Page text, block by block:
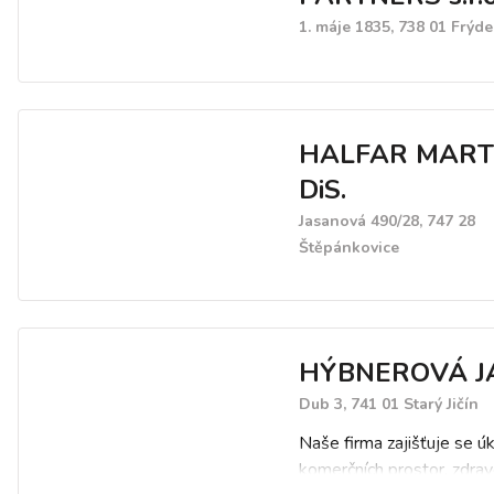
1. máje 1835, 738 01
HALFAR
DiS.
Jasanová 490/28, 747 28
Štěpánkovice
HÝBNEROVÁ
Dub 3, 741 01 Starý Jičín
Naše firma zajišťuje se
komerčních prostor,